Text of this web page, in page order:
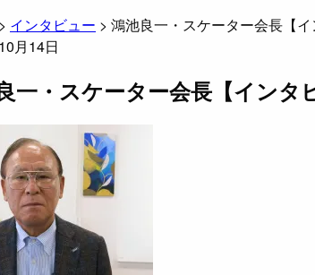
インタビュー > 鴻池良一・スケーター会長【イ
月14日
一・スケーター会長【インタ